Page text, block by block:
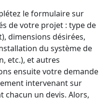
le formulaire sur
de votre projet : type de
dimensions désirées,
du système de
etc.), et autres
ensuite votre demande
intervenant sur
chacun un devis. Alors,